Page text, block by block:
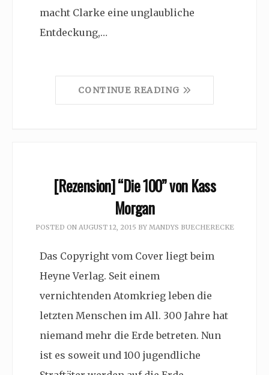
macht Clarke eine unglaubliche
Entdeckung,…
CONTINUE READING
[Rezension] “Die 100” von Kass
Morgan
POSTED ON AUGUST 12, 2015 BY MANDYS BUECHERECKE
Das Copyright vom Cover liegt beim
Heyne Verlag. Seit einem
vernichtenden Atomkrieg leben die
letzten Menschen im All. 300 Jahre hat
niemand mehr die Erde betreten. Nun
ist es soweit und 100 jugendliche